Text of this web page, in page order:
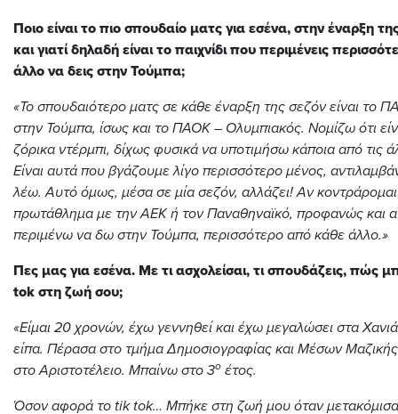
Ποιο είναι το πιο σπουδαίο ματς για εσένα, στην έναρξη
και γιατί δηλαδή είναι το παιχνίδι που περιμένεις
άλλο να δεις στην Τούμπα;
«Το σπουδαιότερο ματς σε κάθε έναρξη της σεζόν είναι το
στην Τούμπα, ίσως και το ΠΑΟΚ – Ολυμπιακός. Νομίζω ότι
ζόρικα ντέρμπι, δίχως φυσικά να υποτιμήσω κάποια από τις
Είναι αυτά που βγάζουμε λίγο περισσότερο μένος,
λέω. Αυτό όμως, μέσα σε μία σεζόν, αλλάζει! Αν
πρωτάθλημα με την ΑΕΚ ή τον Παναθηναϊκό, προφανώς και
περιμένω να δω στην Τούμπα, περισσότερο από κάθε άλλο.»
Πες μας για εσένα. Με τι ασχολείσαι, τι σπουδάζεις, πώς
tok στη ζωή σου;
«Είμαι 20 χρονών, έχω γεννηθεί και έχω μεγαλώσει στα
είπα. Πέρασα στο τμήμα Δημοσιογραφίας και Μέσων Μαζικής
στο Αριστοτέλειο. Μπαίνω στο 3ο έτος.
Όσον αφορά το tik tok… Μπήκε στη ζωή μου όταν